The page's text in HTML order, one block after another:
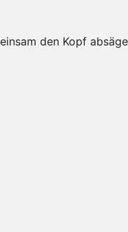
den Kopf